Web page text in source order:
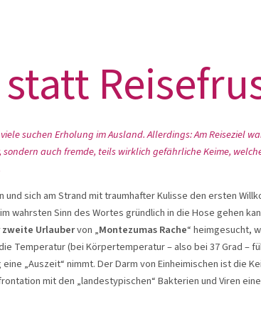
suchen Erholung im Ausland. Allerdings: Am Reiseziel
auch fremde, teils wirklich gefährliche Keime,
sich am Strand mit traumhafter Kulisse den ersten
wahrsten Sinn des Wortes gründlich in die Hose gehen
zweite Urlaubervon „Montezumas Rache“ heimgesucht,
Temperatur (bei Körpertemperatur – also bei 37 Grad –
„Auszeit“ nimmt. Der Darm von Einheimischen ist die
mit den „landestypischen“ Bakterien und Viren